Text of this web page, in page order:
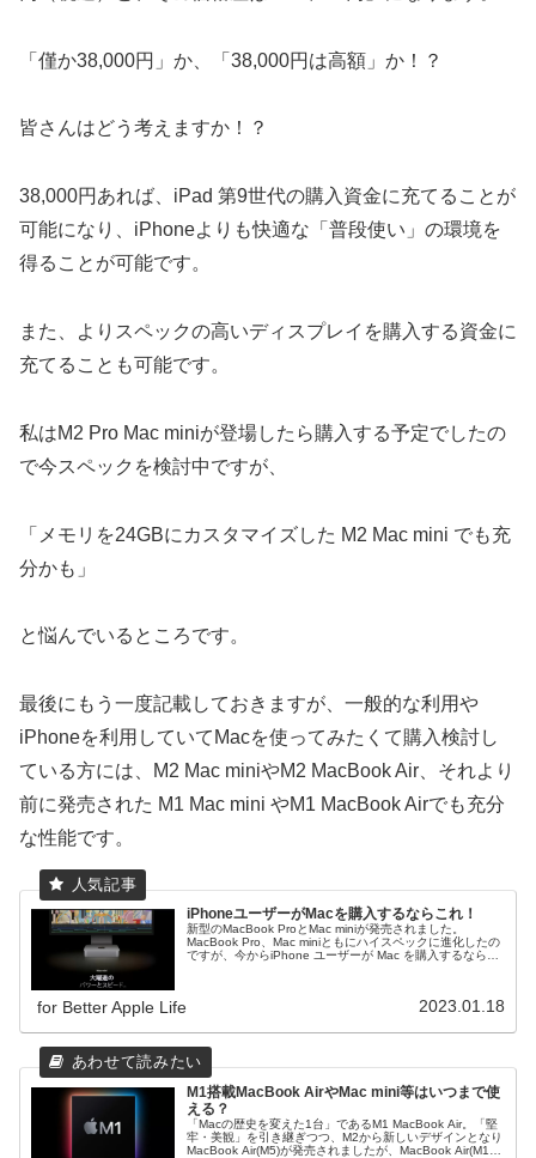
「僅か38,000円」か、「38,000円は高額」か！？
皆さんはどう考えますか！？
38,000円あれば、iPad 第9世代の購入資金に充てることが
可能になり、iPhoneよりも快適な「普段使い」の環境を
得ることが可能です。
また、よりスペックの高いディスプレイを購入する資金に
充てることも可能です。
私はM2 Pro Mac miniが登場したら購入する予定でしたの
で今スペックを検討中ですが、
「メモリを24GBにカスタマイズした M2 Mac mini でも充
分かも」
と悩んでいるところです。
最後にもう一度記載しておきますが、一般的な利用や
iPhoneを利用していてMacを使ってみたくて購入検討し
ている方には、M2 Mac miniやM2 MacBook Air、それより
前に発売された M1 Mac mini やM1 MacBook Airでも充分
な性能です。
iPhoneユーザーがMacを購入するならこれ！
新型のMacBook ProとMac miniが発売されました。
MacBook Pro、Mac miniともにハイスペックに進化したの
ですが、今からiPhone ユーザーが Mac を購入するならば
for Better Apple Life 2023.01.18
M1搭載MacBook AirやMac mini等はいつまで使
える？
「Macの歴史を変えた1台」であるM1 MacBook Air。「堅
牢・美観」を引き継ぎつつ、M2から新しいデザインとなり
MacBook Air(M5)が発売されましたが、MacBook Air(M1)